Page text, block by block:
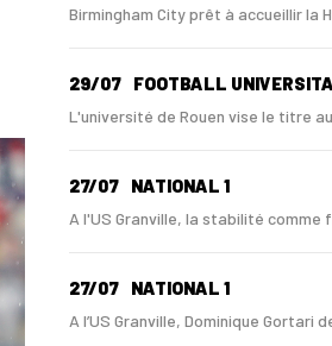
Birmingham City prêt à accueillir la
29/07 FOOTBALL
L'université de Rouen vise le titre
27/07 NATIONAL 1
A l'US Granville, la stabilité comme
27/07 NATIONAL 1
A l’US Granville, Dominique Gortari